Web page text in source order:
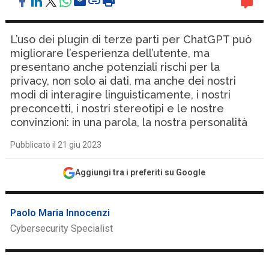
L’uso dei plugin di terze parti per ChatGPT può
migliorare l’esperienza dell’utente, ma
presentano anche potenziali rischi per la
privacy, non solo ai dati, ma anche dei nostri
modi di interagire linguisticamente, i nostri
preconcetti, i nostri stereotipi e le nostre
convinzioni: in una parola, la nostra personalità
Pubblicato il 21 giu 2023
Aggiungi tra i preferiti su Google
Paolo Maria Innocenzi
Cybersecurity Specialist